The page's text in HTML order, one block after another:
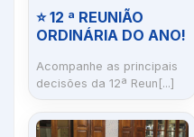
⭐ 12 ª REUNIÃO
ORDINÁRIA DO ANO!
Acompanhe as principais
decisões da 12ª Reun[...]